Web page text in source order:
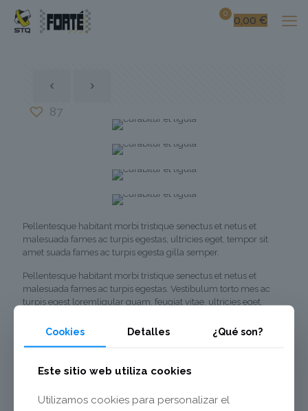
0
0,00 €
87
Pellentesque habitant morbi tristique senectus et netus et
malesuada fames ac turpis egestas, ultricies eget, tempor sit
amet suada fames ac turpis egesta gilla semper.
Pellentesque habitant morbi tristique senectus et netus et
malesuada fames ac turpis egestas. Vestibulum torto mes ac
turpis egest loremligular quam, feugiat vitae, ultricies eget,
Suspendisse a pellentesque dui, non felis. Maecenas malesuada
Cookies Detalles ¿Qué son?
Este sitio web utiliza cookies
Utilizamos cookies para personalizar el